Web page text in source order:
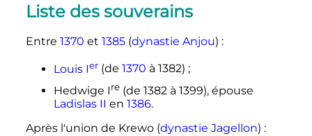
Liste des souverains
Entre 1370 et 1385(dynastie Anjou) :
Louis Ier(de 1370 à 1382) ;
Hedwige Ire(de 1382 à 1399), épouse
Ladislas II en 1386.
Après l'union de Krewo (dynastie Jagellon) :